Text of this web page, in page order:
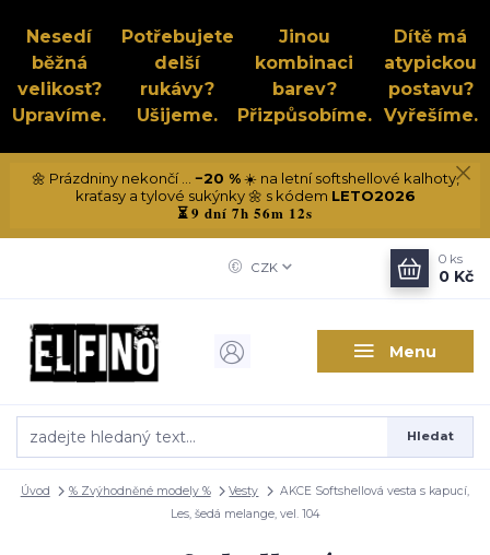
Nesedí
běžná
velikost?
Upravíme.
Potřebujete
delší
rukávy?
Ušijeme.
Jinou
kombinaci
barev?
Přizpůsobíme.
Dítě má
atypickou
postavu?
Vyřešíme.
🌼 Prázdniny nekončí ... −20 %☀️ na letní softshellové kalhoty,
kraťasy a tylové sukýnky 🌼 s kódem LETO2026
⏳9 dní 7h 56m 11s
Menu
CZK
Hledat
0 ks
0 Kč
Úvod % Zvýhodněné modely % Vesty
AKCE Softshellová vesta s kapucí,
Les, šedá melange, vel. 104